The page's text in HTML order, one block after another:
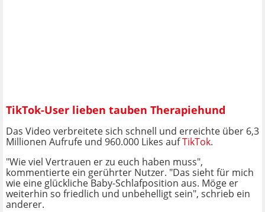
TikTok-User lieben tauben Therapiehund
Das Video verbreitete sich schnell und erreichte über 6,3
Millionen Aufrufe und 960.000 Likes aufTikTok.
"Wie viel Vertrauen er zu euch haben muss",
kommentierte ein gerührter Nutzer. "Das sieht für mich
wie eine glückliche Baby-Schlafposition aus. Möge er
weiterhin so friedlich und unbehelligt sein", schrieb ein
anderer.